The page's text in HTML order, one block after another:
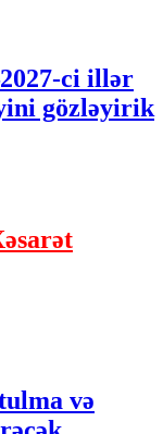
ci illər
gözləyirik
və